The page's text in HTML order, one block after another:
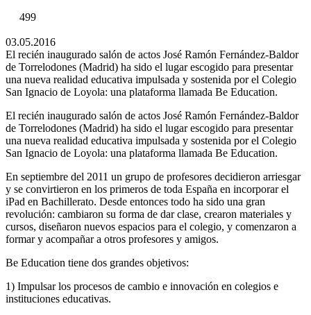
499
03.05.2016
El recién inaugurado salón de actos José Ramón Fernández-Baldor
de Torrelodones (Madrid) ha sido el lugar escogido para presentar
una nueva realidad educativa impulsada y sostenida por el Colegio
San Ignacio de Loyola: una plataforma llamada Be Education.
El recién inaugurado salón de actos José Ramón Fernández-Baldor
de Torrelodones (Madrid) ha sido el lugar escogido para presentar
una nueva realidad educativa impulsada y sostenida por el Colegio
San Ignacio de Loyola: una plataforma llamada Be Education.
En septiembre del 2011 un grupo de profesores decidieron arriesgar
y se convirtieron en los primeros de toda España en incorporar el
iPad en Bachillerato. Desde entonces todo ha sido una gran
revolución: cambiaron su forma de dar clase, crearon materiales y
cursos, diseñaron nuevos espacios para el colegio, y comenzaron a
formar y acompañar a otros profesores y amigos.
Be Education tiene dos grandes objetivos:
1) Impulsar los procesos de cambio e innovación en colegios e
instituciones educativas.